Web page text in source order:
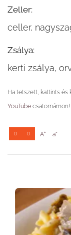
Zeller:
celler,
Zsálya:
kerti zsálya,
Ha tetszett, kattints és
YouTube csatornámon!
A+ a-